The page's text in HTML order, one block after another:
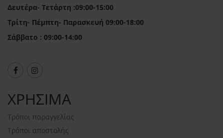
Δευτέρα- Τετάρτη :09:00-15:00
Τρίτη- Πέμπτη- Παρασκευή 09:00-18:00
Σάββατο : 09:00-14:00
ΧΡΗΣΙΜΑ
Τρόποι παραγγελίας
Τρόποι αποστολής